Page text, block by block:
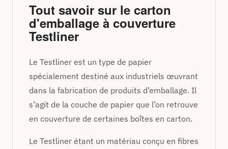
Tout savoir sur le carton
d'emballage à couverture
Testliner
Le Testliner est un type de papier
spécialement destiné aux industriels œuvrant
dans la fabrication de produits d’emballage. Il
s’agit de la couche de papier que l’on retrouve
en couverture de certaines boîtes en carton.
Le Testliner étant un matériau conçu en fibres